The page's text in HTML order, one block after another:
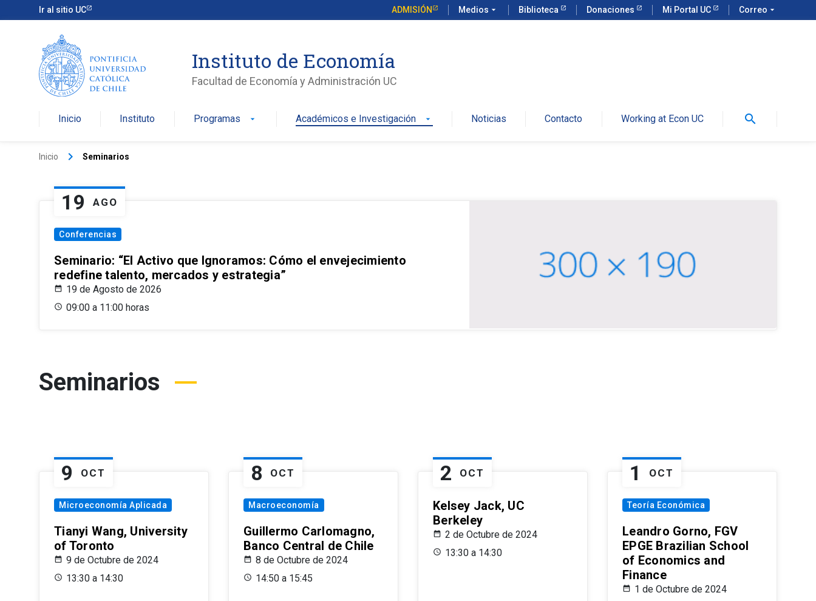
Ir al sitio UC ADMISIÓN Medios arrow_drop_down Biblioteca Donaciones Mi Portal UC Correo arrow_drop_down
Instituto de Economía
Facultad de Economía y Administración UC
Inicio Instituto Programas arrow_drop_down Académicos e Investigación arrow_drop_down Noticias Contacto Working at Econ UC search
Inicio keyboard_arrow_right Seminarios
19 AGO
Conferencias
Seminario: “El Activo que Ignoramos: Cómo el envejecimiento
redefine talento, mercados y estrategia”
19 de Agosto de 2026
09:00 a 11:00 horas
Seminarios
9 OCT
Microeconomía Aplicada
Tianyi Wang, University
of Toronto
9 de Octubre de 2024
13:30 a 14:30
8 OCT
Macroeconomía
Guillermo Carlomagno,
Banco Central de Chile
8 de Octubre de 2024
14:50 a 15:45
2 OCT
Kelsey Jack, UC
Berkeley
2 de Octubre de 2024
13:30 a 14:30
1 OCT
Teoría Económica
Leandro Gorno, FGV
EPGE Brazilian School
of Economics and
Finance
1 de Octubre de 2024